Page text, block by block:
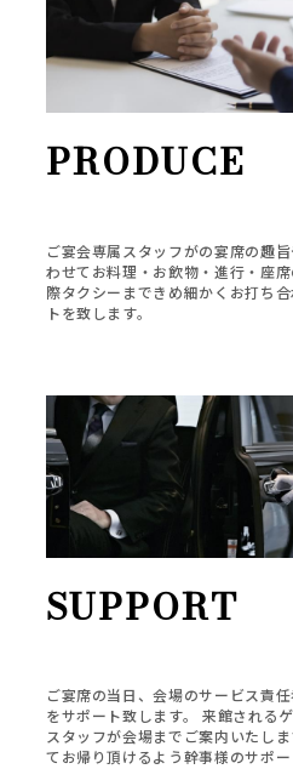
PRODUCE
ご宴会専属スタッフがの宴席の趣
わせてお料理・お飲物・進行・座
際タクシーまできめ細かくお打ち
トを致します。
SUPPORT
ご宴席の当日、会場のサービス責
をサポート致します。 来館される
スタッフが会場までご案内いたし
てお帰り頂けるよう幹事様のサポー